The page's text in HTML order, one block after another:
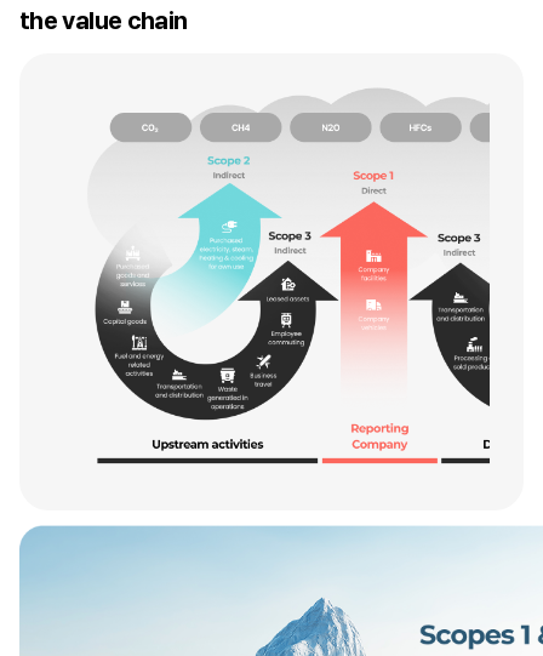
the value chain